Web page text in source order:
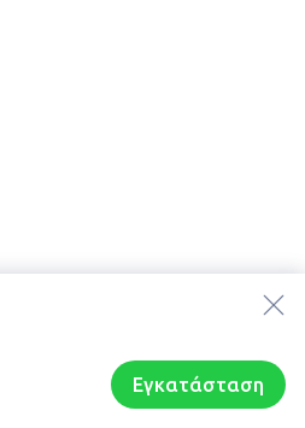
Εγκατάσταση
Sitemap
Συζητήσεις Προφίλ